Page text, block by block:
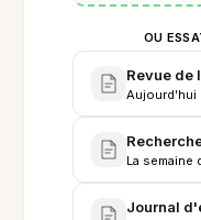
OU
Revue de
Aujourd'hui
La semaine
Journal